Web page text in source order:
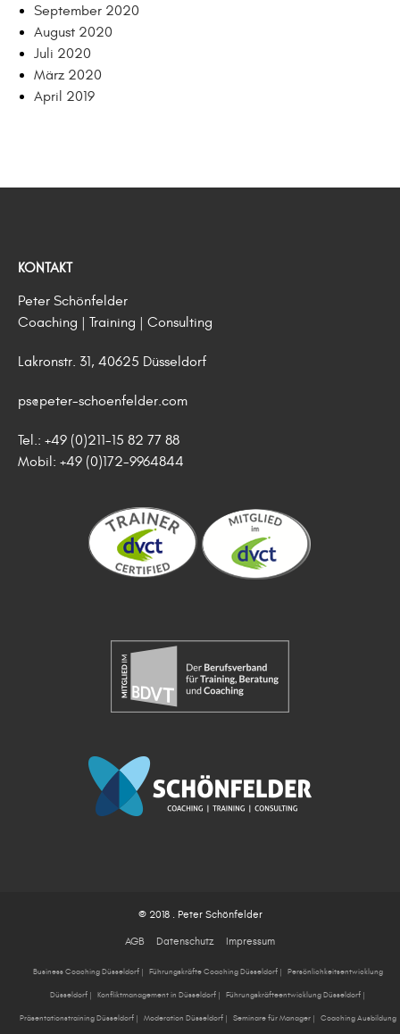
September 2020
August 2020
Juli 2020
März 2020
April 2019
KONTAKT
Peter Schönfelder
Coaching | Training | Consulting
Lakronstr. 31, 40625 Düsseldorf
ps@peter-schoenfelder.com
Tel.: +49 (0)211-15 82 77 88
Mobil: +49 (0)172-9964844
© 2018 . Peter Schönfelder
AGB Datenschutz Impressum
Business Coaching Düsseldorf | Führungskräfte Coaching Düsseldorf | Persönlichkeitsentwicklung
Düsseldorf| Konfliktmanagement in Düsseldorf| Führungskräfteentwicklung Düsseldorf|
Präsentationstraining Düsseldorf | Moderation Düsseldorf | Seminare für Manager | Coaching Ausbildung